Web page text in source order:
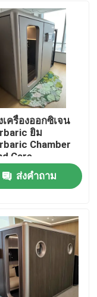
ยุแบบย้อนกลับ
เครื่องออกซิเจน
ยิม
Chamber
Care
ส่งคำถาม